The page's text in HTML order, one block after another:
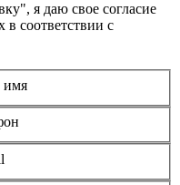
я даю свое согласие
соответствии с
имя